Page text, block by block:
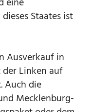
Staates ist
Ausverkauf in
Linken auf
Auch die
Mecklenburg-